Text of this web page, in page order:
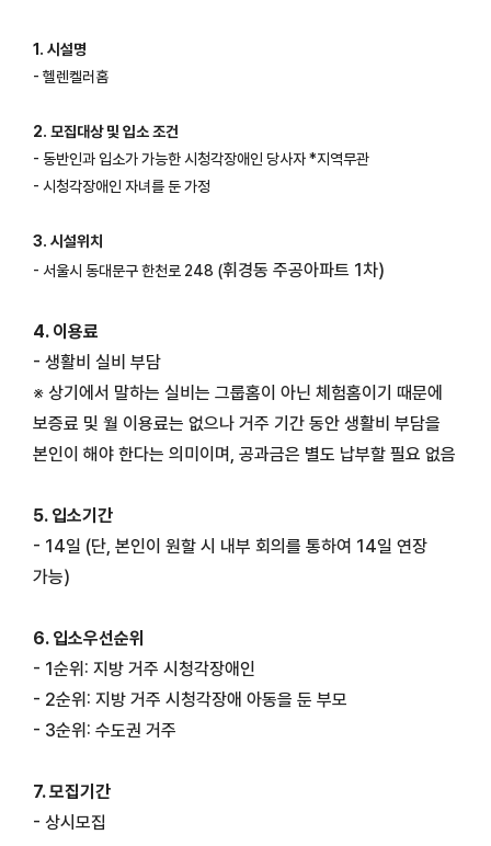
1. 시설명
- 헬렌켈러홈
2. 모집대상 및 입소 조건
- 동반인과 입소가 가능한 시청각장애인 당사자 *지역무관
- 시청각장애인 자녀를 둔 가정
3. 시설위치
- 서울시 동대문구 한천로 248 (휘경동 주공아파트 1차)
4. 이용료
- 생활비 실비 부담
※ 상기에서 말하는 실비는 그룹홈이 아닌 체험홈이기 때문에
보증료 및 월 이용료는 없으나 거주 기간 동안 생활비 부담을
본인이 해야 한다는 의미이며, 공과금은 별도 납부할 필요 없음
5. 입소기간
- 14일 (단, 본인이 원할 시 내부 회의를 통하여 14일 연장
가능)
6. 입소우선순위
- 1순위: 지방 거주 시청각장애인
- 2순위: 지방 거주 시청각장애 아동을 둔 부모
- 3순위: 수도권 거주
7. 모집기간
- 상시모집